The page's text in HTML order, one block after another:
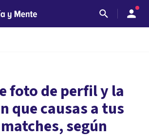
foto de perfil y la
que causas a tus
según